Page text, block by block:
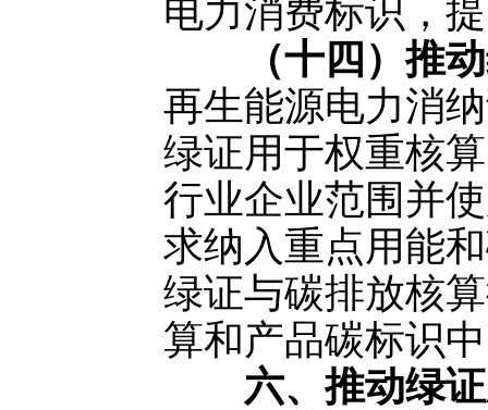
电力消费标识，
（十四）推动
再生能源电力消
绿证用于权重核
行业企业范围并
求纳入重点用能
绿证与碳排放核
算和产品碳标识
六、推动绿